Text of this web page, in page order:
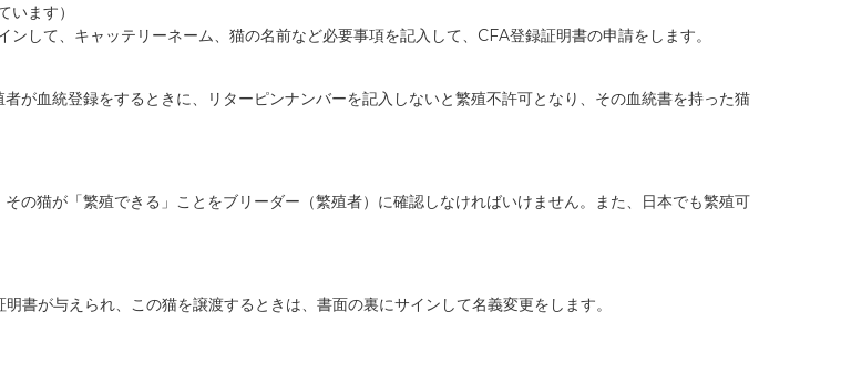
ます）
して、キャッテリーネーム、猫の名前など必要事項を記入して、CFA登録証明書の申請をします。
が血統登録をするときに、リターピンナンバーを記入しないと繁殖不許可となり、その血統書を持った猫
の猫が「繁殖できる」ことをブリーダー（繁殖者）に確認しなければいけません。また、日本でも繁殖可
書が与えられ、この猫を譲渡するときは、書面の裏にサインして名義変更をします。